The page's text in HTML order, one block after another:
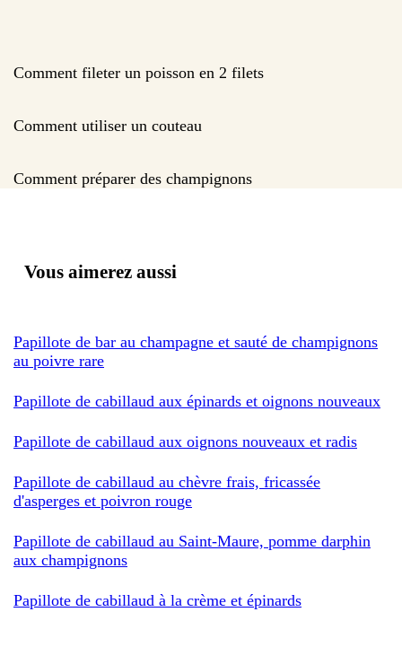
Comment fileter un poisson en 2 filets
Comment utiliser un couteau
Comment préparer des champignons
Vous aimerez aussi
Papillote de bar au champagne et sauté de champignons
au poivre rare
Papillote de cabillaud aux épinards et oignons nouveaux
Papillote de cabillaud aux oignons nouveaux et radis
Papillote de cabillaud au chèvre frais, fricassée
d'asperges et poivron rouge
Papillote de cabillaud au Saint-Maure, pomme darphin
aux champignons
Papillote de cabillaud à la crème et épinards